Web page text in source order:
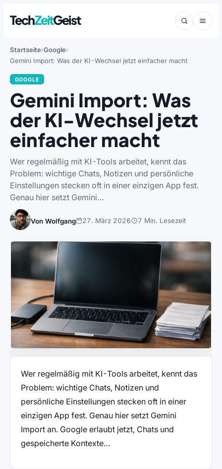
TechZeitGeist
Startseite Google
Gemini Import: Was der KI-Wechsel jetzt einfacher macht
GOOGLE
Gemini Import: Was
der KI-Wechsel jetzt
einfacher macht
Wer regelmäßig mit KI-Tools arbeitet, kennt das
Problem: wichtige Chats, Notizen und persönliche
Einstellungen stecken oft in einer einzigen App fest.
Genau hier setzt Gemini…
Von Wolfgang 27. März 2026 7 Min. Lesezeit
Wer regelmäßig mit KI-Tools arbeitet, kennt das
Problem: wichtige Chats, Notizen und
persönliche Einstellungen stecken oft in einer
einzigen App fest. Genau hier setzt Gemini
Import an. Google erlaubt jetzt, Chats und
gespeicherte Kontexte…